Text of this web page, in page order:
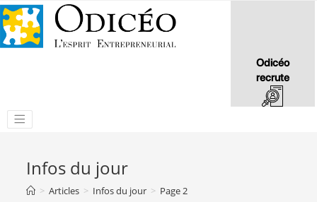
Odicéo
recrute
Infos du jour
> Articles > Infos du jour > Page 2